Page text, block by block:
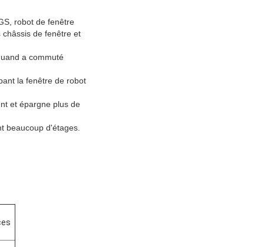
robot de fenêtre
de fenêtre et
a commuté
la fenêtre de robot
et épargne plus de
beaucoup d'étages.